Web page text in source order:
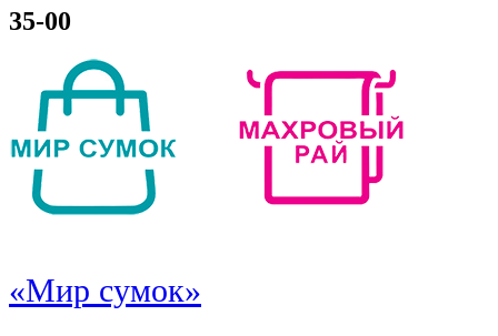
35-00
«Мир сумок»